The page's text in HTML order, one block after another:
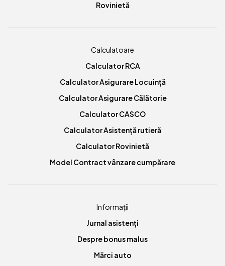
Rovinietă
Calculatoare
Calculator RCA
Calculator Asigurare Locuință
Calculator Asigurare Călătorie
Calculator CASCO
Calculator Asistență rutieră
Calculator Rovinietă
Model Contract vânzare cumpărare
Informații
Jurnal asistenți
Despre bonus malus
Mărci auto